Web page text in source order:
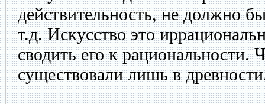
действительность, не должно
т.д. Искусство это
сводить его к рациональности.
существовали лишь в